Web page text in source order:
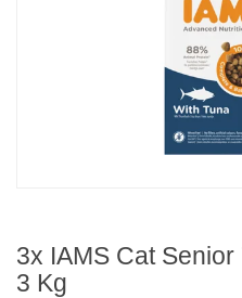
3x IAMS Cat
3 Kg